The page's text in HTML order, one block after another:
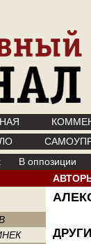
В оппозиции